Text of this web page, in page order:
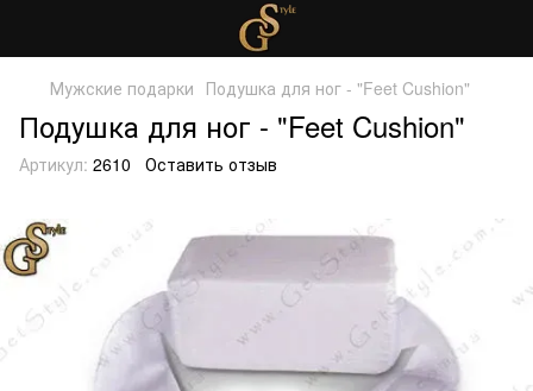
Мужские подарки Подушка для ног - "Feet Cushion"
Подушка для ног - "Feet Cushion"
Артикул: 2610 Оставить отзыв